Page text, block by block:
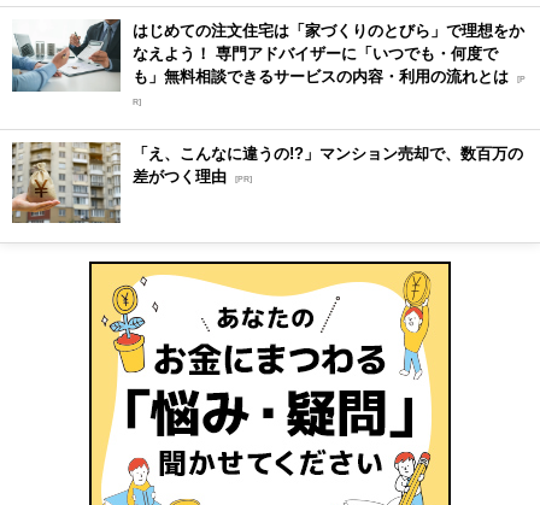
はじめての注文住宅は「家づくりのとびら」で理想をか
なえよう！ 専門アドバイザーに「いつでも・何度で
も」無料相談できるサービスの内容・利用の流れとは [P
R]
「え、こんなに違うの!?」マンション売却で、数百万の
差がつく理由 [PR]